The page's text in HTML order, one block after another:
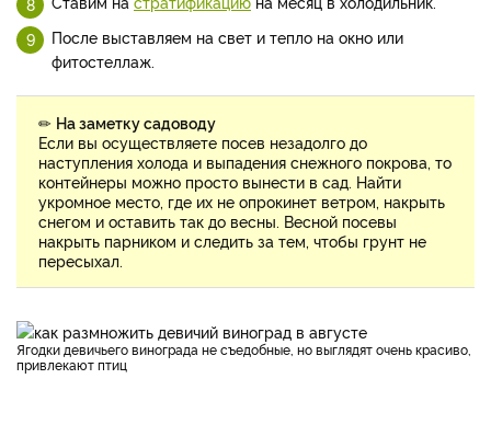
После выставляем на свет и тепло на окно или
фитостеллаж.
✏ На заметку садоводу
Если вы осуществляете посев незадолго до
наступления холода и выпадения снежного покрова, то
контейнеры можно просто вынести в сад. Найти
укромное место, где их не опрокинет ветром, накрыть
снегом и оставить так до весны. Весной посевы
накрыть парником и следить за тем, чтобы грунт не
пересыхал.
Ягодки девичьего винограда не съедобные, но выглядят очень красиво,
привлекают птиц